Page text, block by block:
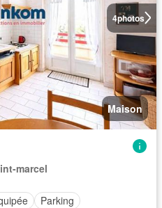
4photos
Maison
marcel
Parking